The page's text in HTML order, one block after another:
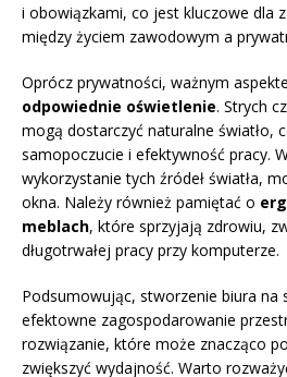
i obowiązkami, co jest kluczowe dla
między życiem zawodowym a
Oprócz prywatności, ważnym
odpowiednie oświetlenie. Strych
mogą dostarczyć naturalne światło,
samopoczucie i efektywność pracy.
wykorzystanie tych źródeł światła,
okna. Należy również pamiętać o
meblach, które sprzyjają zdrowiu,
długotrwałej pracy przy komputerze.
Podsumowując, stworzenie biura na
efektowne zagospodarowanie
rozwiązanie, które może znacząco
zwiększyć wydajność. Warto